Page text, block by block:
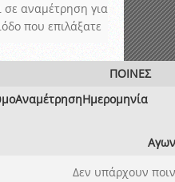
σε αναμέτρηση για
που επιλάξατε
ΠΟΙΝΕΣ
ΑναμέτρησηΗμερομηνία
Δεν υπάρχουν